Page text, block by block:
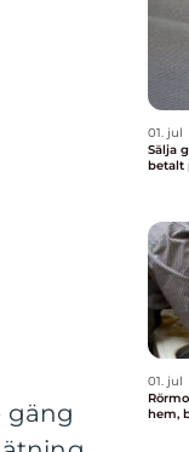
gäng
01. jul
Sälja guld
betalt
01. jul
hem,